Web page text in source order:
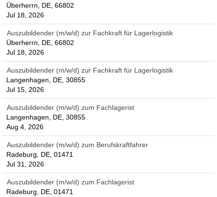
Überherrn, DE, 66802
Jul 18, 2026
Auszubildender (m/w/d) zur Fachkraft für Lagerlogistik
Überherrn, DE, 66802
Jul 18, 2026
Auszubildender (m/w/d) zur Fachkraft für Lagerlogistik
Langenhagen, DE, 30855
Jul 15, 2026
Auszubildender (m/w/d) zum Fachlagerist
Langenhagen, DE, 30855
Aug 4, 2026
Auszubildender (m/w/d) zum Berufskraftfahrer
Radeburg, DE, 01471
Jul 31, 2026
Auszubildender (m/w/d) zum Fachlagerist
Radeburg, DE, 01471